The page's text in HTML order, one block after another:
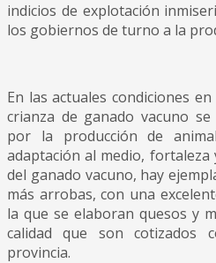
indicios de explotación
los gobiernos de turno a la
En las actuales condiciones
crianza de ganado vacuno
por la producción de
adaptación al medio, fortaleza
del ganado vacuno, hay
más arrobas, con una
la que se elaboran quesos y
calidad que son cotizados
provincia.